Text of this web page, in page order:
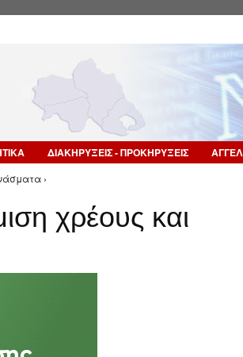
ΔΙΑΚΗΡΥΞΕΙΣ - ΠΡΟΚΗΡΥΞΕΙΣ
›
χρέους και